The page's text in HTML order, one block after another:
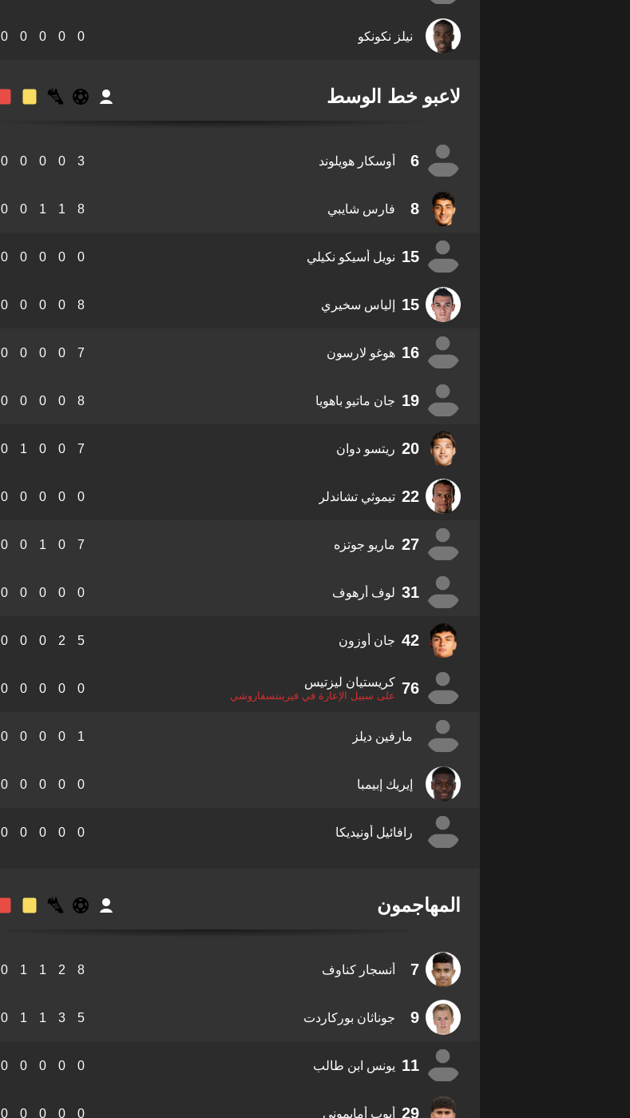
نيلز نكونكو 0
0
0
0
0
لاعبو خط الوسط
6 أوسكار هويلوند 3
0
0
0
0
8 فارس شايبي 8
1
1
0
0
15 نويل أسيكو نكيلي 0
0
0
0
0
15 إلياس سخيري 8
0
0
0
0
16 هوغو لارسون 7
0
0
0
0
19 جان ماتيو باهويا 8
0
0
0
0
20 ريتسو دوان 7
0
0
1
0
22 تيموثي تشاندلر 0
0
0
0
0
27 ماريو جوتزه 7
0
1
0
0
31 لوف أرهوف 0
0
0
0
0
42 جان أوزون 5
2
0
0
0
76 كريستيان ليزتيس
على سبيل الإعارة في فيرينتسفاروشي
0
0
0
0
0
مارفين ديلز 1
0
0
0
0
إيريك إبيمبا 0
0
0
0
0
رافائيل أونيديكا 0
0
0
0
0
المهاجمون
7 أنسجار كناوف 8
2
1
1
0
9 جوناثان بوركاردت 5
3
1
1
0
11 يونس ابن طالب 0
0
0
0
0
29 أيوب أمايموني 0
0
0
0
0